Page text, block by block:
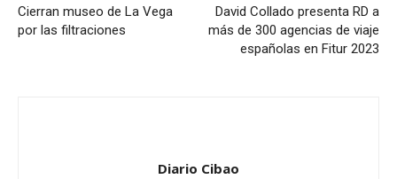
Cierran museo de La Vega
por las filtraciones
David Collado presenta RD a
más de 300 agencias de viaje
españolas en Fitur 2023
Diario Cibao